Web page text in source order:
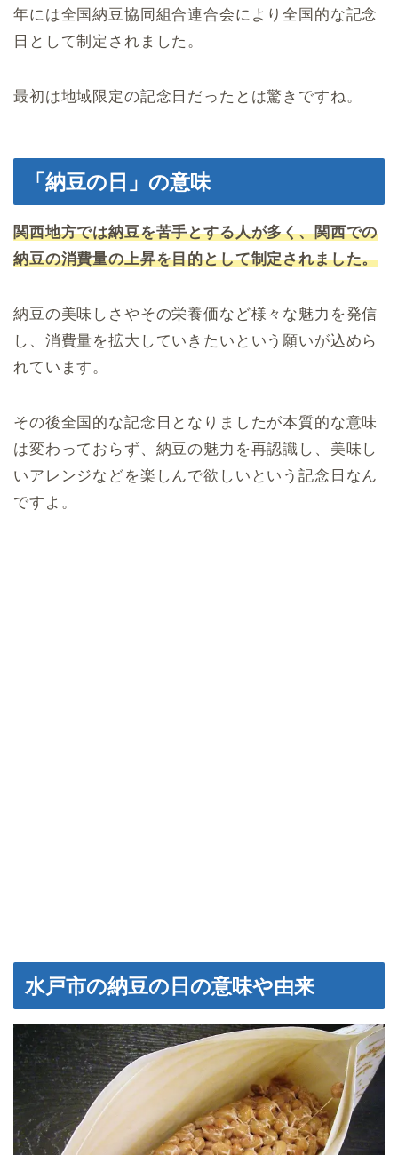
年には全国納豆協同組合連合会により全国的な記念
日として制定されました。
最初は地域限定の記念日だったとは驚きですね。
「納豆の日」の意味
関西地方では納豆を苦手とする人が多く、関西での
納豆の消費量の上昇を目的として制定されました。
納豆の美味しさやその栄養価など様々な魅力を発信
し、消費量を拡大していきたいという願いが込めら
れています。
その後全国的な記念日となりましたが本質的な意味
は変わっておらず、納豆の魅力を再認識し、美味し
いアレンジなどを楽しんで欲しいという記念日なん
ですよ。
水戸市の納豆の日の意味や由来